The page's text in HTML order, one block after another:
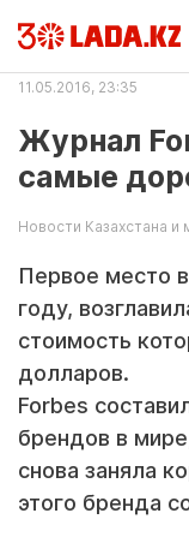
11.05.2016, 23:35
Журнал
самые
Новости Казахстана и
Первое место
году,
стоимость
долларов.
Forbes
брендов в
снова заняла
этого бренда